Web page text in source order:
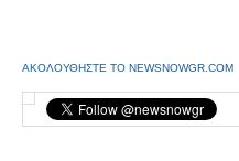
ΑΚΟΛΟΥΘΗΣΤΕ ΤΟ NEWSNOWGR.COM